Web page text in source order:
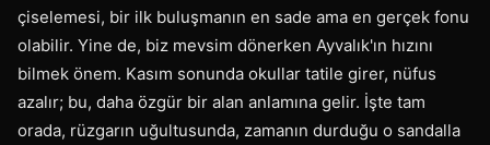
çiselemesi, bir ilk buluşmanın en sade ama en gerçek fonu
olabilir. Yine de, biz mevsim dönerken Ayvalık'ın hızını
bilmek önem. Kasım sonunda okullar tatile girer, nüfus
azalır; bu, daha özgür bir alan anlamına gelir. İşte tam
orada, rüzgarın uğultusunda, zamanın durduğu o sandalla